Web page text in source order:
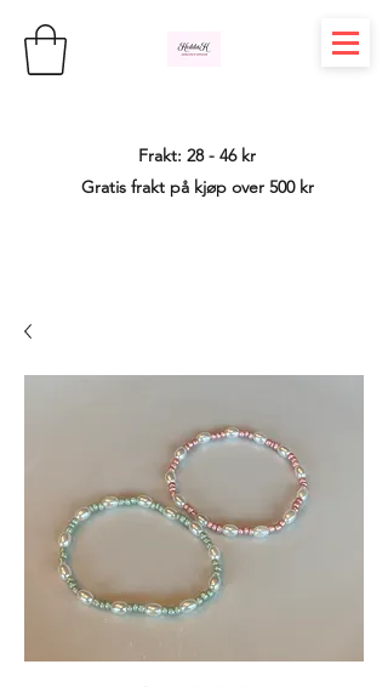
Frakt: 28 - 46 kr
Gratis frakt på kjøp over 500 kr